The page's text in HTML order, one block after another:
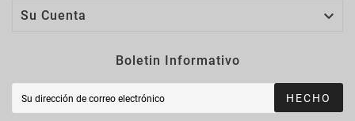
Su Cuenta 
Boletin Informativo
HECHO